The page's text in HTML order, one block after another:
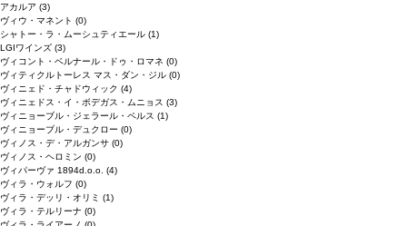
アカルア (3)
ヴィウ・マネント (0)
シャトー・ラ・ムーシュティエール (1)
LGIワインズ (3)
ヴィコント・ベルナール・ドゥ・ロマネ (0)
ヴィティクルトーレス マス・ダン・ジル (0)
ヴィニェド・チャドウィック (4)
ヴィニェドス・イ・ボデガス・ムニョス (3)
ヴィニョーブル・ジェラール・ペルス (1)
ヴィニョーブル・デュクロー (0)
ヴィノス・デ・アルガンサ (0)
ヴィノス・ヘロミン (0)
ヴィパーヴァ 1894d.o.o. (4)
ヴィラ・ウォルフ (0)
ヴィラ・デッリ・オリミ (1)
ヴィラ・テルリーナ (0)